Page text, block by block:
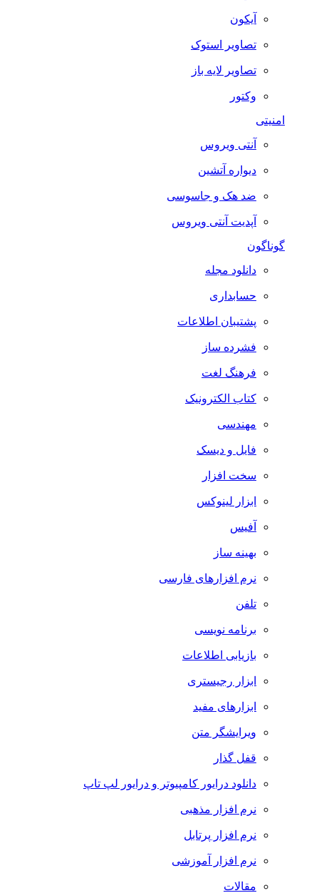
آیکون
تصاویر استوک
تصاویر لایه باز
وکتور
امنیتی
آنتی ویروس
دیواره آتشین
ضد هک و جاسوسی
آپدیت آنتی ویروس
گوناگون
دانلود مجله
حسابداری
پشتیبان اطلاعات
فشرده ساز
فرهنگ لغت
کتاب الکترونیک
مهندسی
فایل و دیسک
سخت افزار
ابزار لینوکس
آفیس
بهینه ساز
نرم افزارهای فارسی
تلفن
برنامه نویسی
بازیابی اطلاعات
ابزار رجیستری
ابزارهای مفید
ویرایشگر متن
قفل گذار
دانلود درایور کامپیوتر و درایور لپ تاپ
نرم افزار مذهبی
نرم افزار پرتابل
نرم افزار آموزشی
مقالات